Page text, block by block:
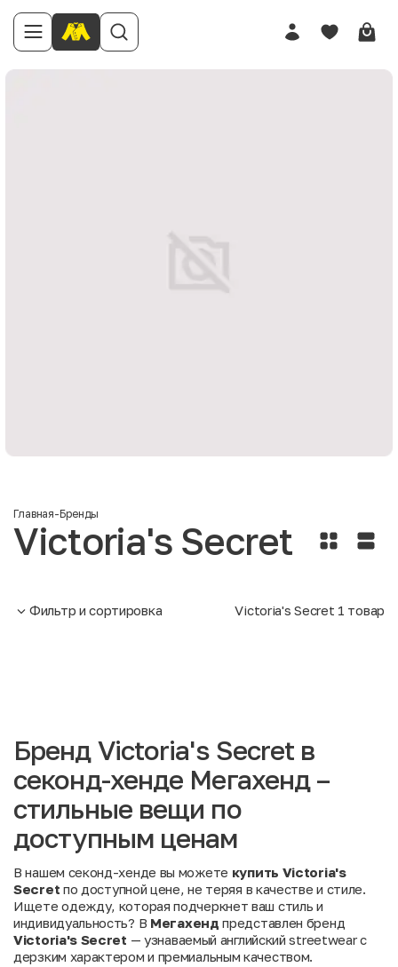
Главная-Бренды
Victoria's Secret
Фильтр и сортировка Victoria's Secret 1 товар
Бренд Victoria's Secret в
секонд-хенде Мегахенд –
стильные вещи по
доступным ценам
В нашем секонд-хенде вы можете купить Victoria's
Secret по доступной цене, не теряя в качестве и стиле.
Ищете одежду, которая подчеркнет ваш стиль и
индивидуальность? В Мегахенд представлен бренд
Victoria's Secret — узнаваемый английский streetwear с
дерзким характером и премиальным качеством.